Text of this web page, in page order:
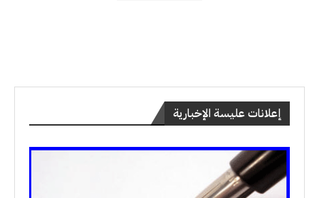
إعلانات عليسة الإخبارية